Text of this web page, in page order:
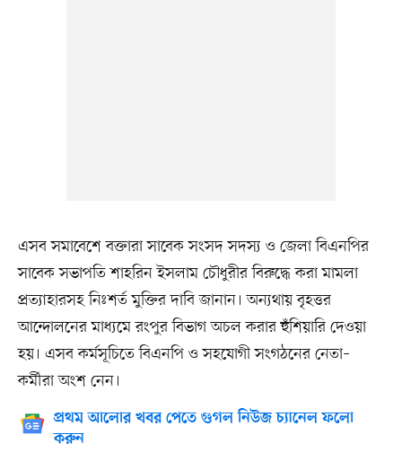
এসব সমাবেশে বক্তারা সাবেক সংসদ সদস্য ও জেলা বিএনপির
সাবেক সভাপতি শাহরিন ইসলাম চৌধুরীর বিরুদ্ধে করা মামলা
প্রত্যাহারসহ নিঃশর্ত মুক্তির দাবি জানান। অন্যথায় বৃহত্তর
আন্দোলনের মাধ্যমে রংপুর বিভাগ অচল করার হুঁশিয়ারি দেওয়া
হয়। এসব কর্মসূচিতে বিএনপি ও সহযোগী সংগঠনের নেতা–
কর্মীরা অংশ নেন।
প্রথম আলোর খবর পেতে গুগল নিউজ চ্যানেল ফলো
করুন